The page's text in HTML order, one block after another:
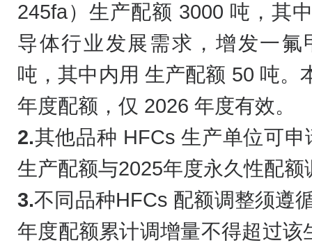
245fa）生产配额 3000 吨，其
导体行业发展需求，增发一
吨，其中内用 生产配额 50 吨。
年度配额，仅 2026 年度有效。
2.其他品种 HFCs 生产单位可
生产配额与2025年度永久性配
3.不同品种HFCs 配额调整须遵
年度配额累计调增量不得超过